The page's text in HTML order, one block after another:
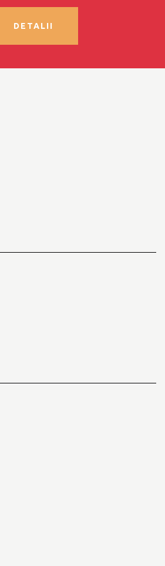
DETALII